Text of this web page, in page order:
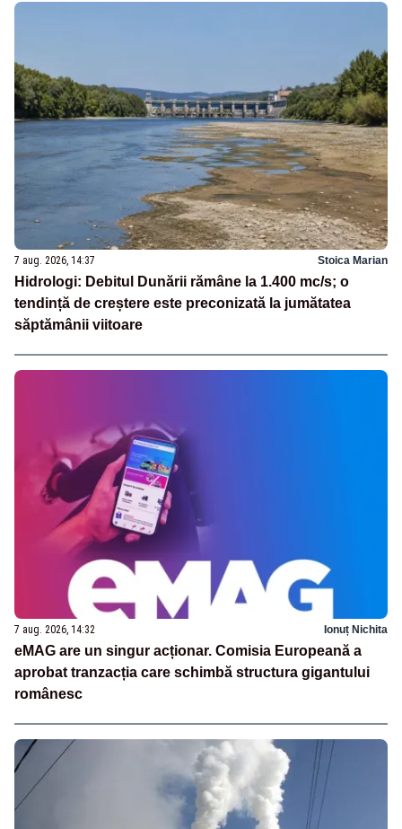
7 aug. 2026, 14:37 Stoica Marian
Hidrologi: Debitul Dunării rămâne la 1.400 mc/s; o
tendință de creștere este preconizată la jumătatea
săptămânii viitoare
7 aug. 2026, 14:32 Ionuț Nichita
eMAG are un singur acționar. Comisia Europeană a
aprobat tranzacția care schimbă structura gigantului
românesc